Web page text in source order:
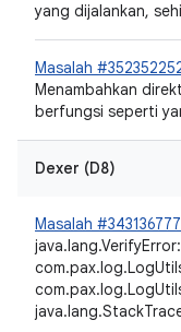
yang dijalankan,
Masalah
Menambahkan
berfungsi seperti
Dexer (D8)
Masalah #343136777